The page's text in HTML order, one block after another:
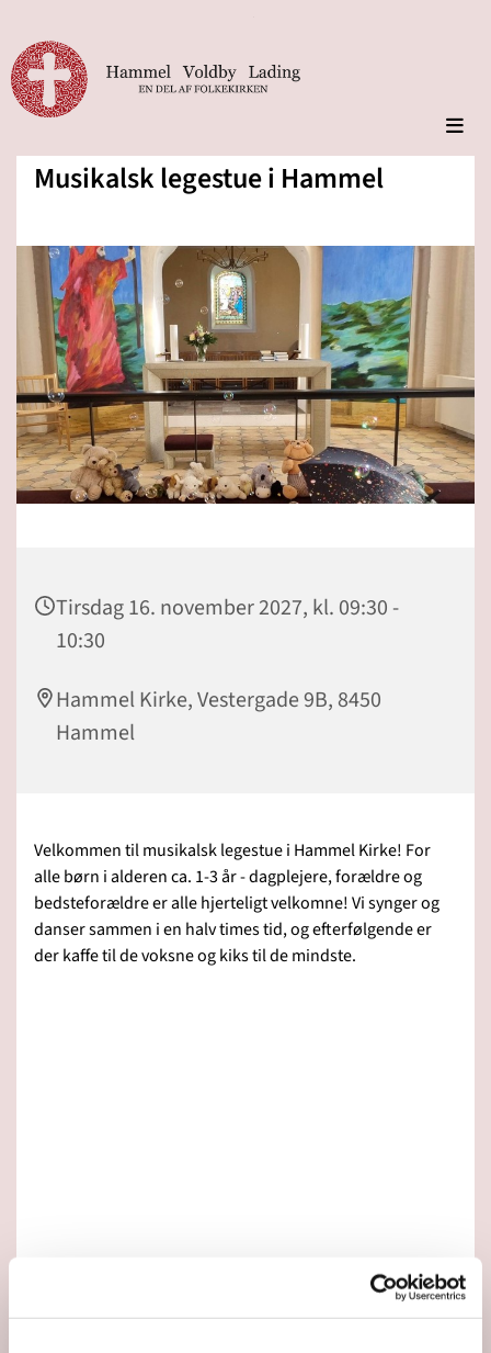
Musikalsk legestue i Hammel
Tirsdag 16. november 2027, kl. 09:30 -
10:30
Hammel Kirke, Vestergade 9B, 8450
Hammel
Velkommen til musikalsk legestue i Hammel Kirke! For
alle børn i alderen ca. 1-3 år - dagplejere, forældre og
bedsteforældre er alle hjerteligt velkomne! Vi synger og
danser sammen i en halv times tid, og efterfølgende er
der kaffe til de voksne og kiks til de mindste.